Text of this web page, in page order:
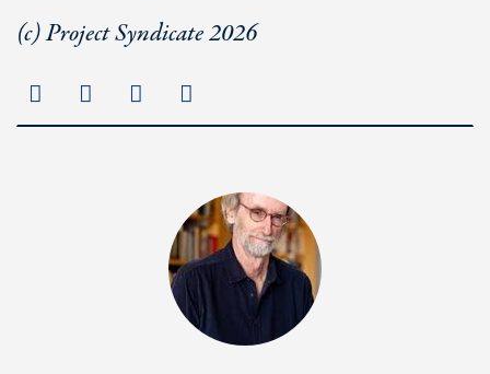
(с) Project Syndicate 2026